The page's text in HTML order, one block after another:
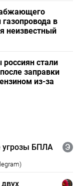
в
неизвестный
стали
заправки
из-за